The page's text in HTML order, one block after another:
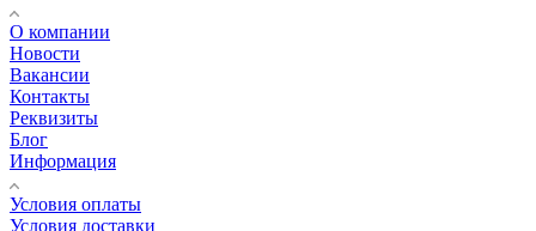
О компании
Новости
Вакансии
Контакты
Реквизиты
Блог
Информация
Условия оплаты
Условия доставки